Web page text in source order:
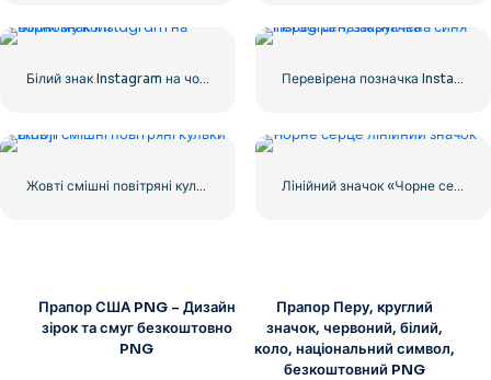
Лінійний значок «Чорне серце» – 1
Прапор США PNG – Дизайн
зірок та смуг безкоштовно
PNG
Прапор Перу, круглий
значок, червоний, білий,
коло, національний символ,
безкоштовний PNG